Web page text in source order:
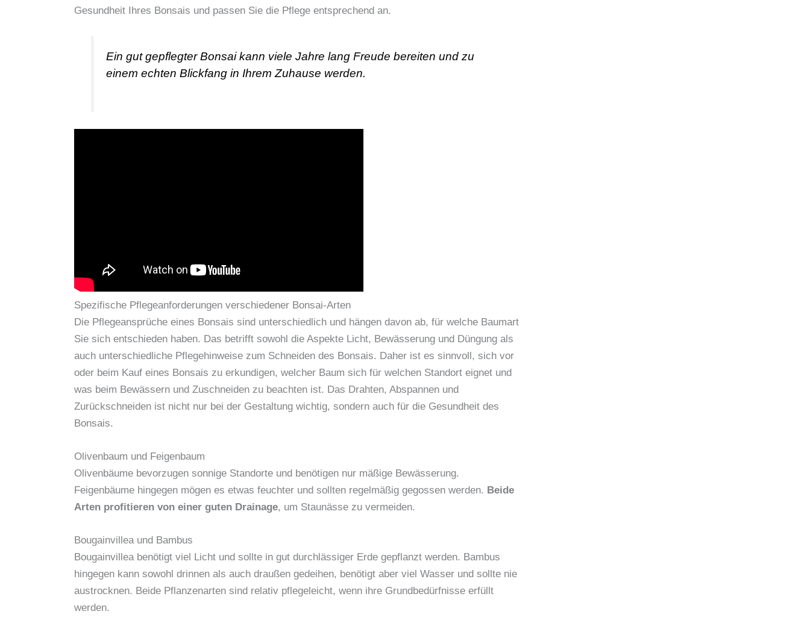
Gesundheit Ihres Bonsais und passen Sie die Pflege entsprechend an.
Ein gut gepflegter Bonsai kann viele Jahre lang Freude bereiten und zu
einem echten Blickfang in Ihrem Zuhause werden.
Spezifische Pflegeanforderungen verschiedener Bonsai-Arten
Die Pflegeansprüche eines Bonsais sind unterschiedlich und hängen davon ab, für welche Baumart
Sie sich entschieden haben. Das betrifft sowohl die Aspekte Licht, Bewässerung und Düngung als
auch unterschiedliche Pflegehinweise zum Schneiden des Bonsais. Daher ist es sinnvoll, sich vor
oder beim Kauf eines Bonsais zu erkundigen, welcher Baum sich für welchen Standort eignet und
was beim Bewässern und Zuschneiden zu beachten ist. Das Drahten, Abspannen und
Zurückschneiden ist nicht nur bei der Gestaltung wichtig, sondern auch für die Gesundheit des
Bonsais.
Olivenbaum und Feigenbaum
Olivenbäume bevorzugen sonnige Standorte und benötigen nur mäßige Bewässerung.
Feigenbäume hingegen mögen es etwas feuchter und sollten regelmäßig gegossen werden. Beide
Arten profitieren von einer guten Drainage, um Staunässe zu vermeiden.
Bougainvillea und Bambus
Bougainvillea benötigt viel Licht und sollte in gut durchlässiger Erde gepflanzt werden. Bambus
hingegen kann sowohl drinnen als auch draußen gedeihen, benötigt aber viel Wasser und sollte nie
austrocknen. Beide Pflanzenarten sind relativ pflegeleicht, wenn ihre Grundbedürfnisse erfüllt
werden.